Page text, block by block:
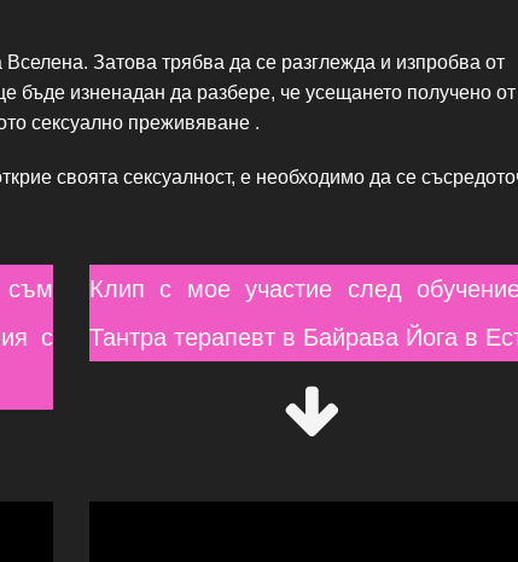
Затова трябва да се разглежда и изпробва от
бъде изненадан да разбере, че усещането получено от
сексуално преживяване .
своята сексуалност, е необходимо да се
съм
с
Клип с мое участие след
Тантра терапевт в Байрава Йога в